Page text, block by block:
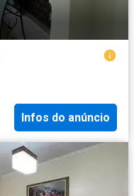
Infos do anúncio